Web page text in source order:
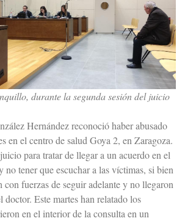
durante la segunda sesión del juicio
Hernández reconoció haber abusado
en el centro de salud Goya 2, en Zaragoza.
para tratar de llegar a un acuerdo en el
no tener que escuchar a las víctimas, si bien
con fuerzas de seguir adelante y no llegaron
doctor. Este martes han relatado los
en el interior de la consulta en un